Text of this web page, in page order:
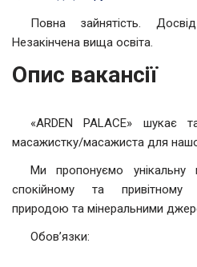
Повна зайнятість.
Незакінчена вища освіта.
Опис вакансії
«ARDEN PALACE» шукає
масажистку/масажиста для
Ми пропонуємо унікальну
спокійному та привітному
природою та мінеральними
Обов’язки: